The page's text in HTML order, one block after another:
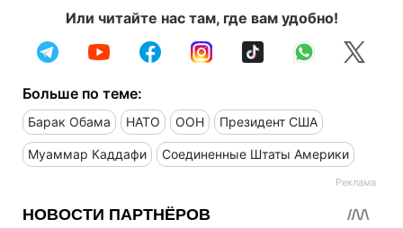
Или читайте нас там, где вам удобно!
Больше по теме:
Барак Обама НАТО ООН Президент США
Муаммар Каддафи Соединенные Штаты Америки